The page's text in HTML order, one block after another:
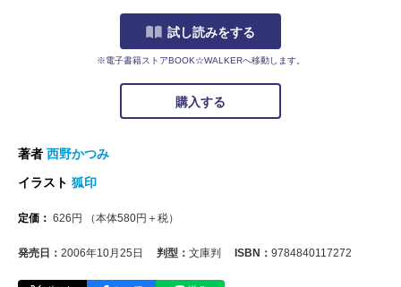
試し読みをする
※電子書籍ストアBOOK☆WALKERへ移動します。
購入する
著者 西野かつみ
イラスト 狐印
定価： 626 円 （本体580円＋税）
発売日： 2006年10月25日 判型： 文庫判 ISBN： 9784840117272